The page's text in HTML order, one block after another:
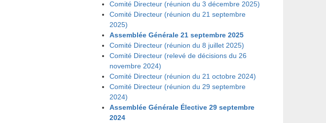
Comité Directeur (réunion du 3 décembre 2025)
Comité Directeur (réunion du 21 septembre
2025)
Assemblée Générale 21 septembre 2025
Comité Directeur (réunion du 8 juillet 2025)
Comité Directeur (relevé de décisions du 26
novembre 2024)
Comité Directeur (réunion du 21 octobre 2024)
Comité Directeur (réunion du 29 septembre
2024)
Assemblée Générale Élective 29 septembre
2024